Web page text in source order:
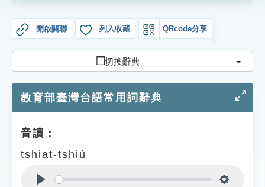
生字詞彙表
知識索引
遊戲專區
開啟關聯 列入收藏 QRcode分享
切換辭典 切換
教育部臺灣台語常用詞辭典
音讀：
tshiat-tshiú